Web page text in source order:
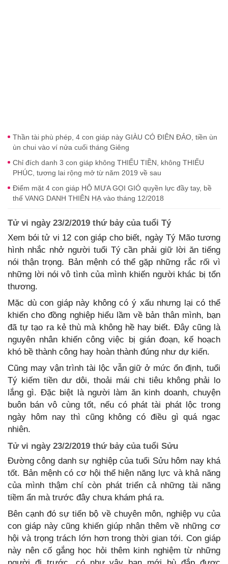
Thần tài phù phép, 4 con giáp này GIÀU CÓ ĐIÊN ĐẢO, tiền ùn
ùn chui vào ví nửa cuối tháng Giêng
Chỉ đích danh 3 con giáp không THIẾU TIỀN, không THIẾU
PHÚC, tương lai rộng mở từ năm 2019 về sau
Điểm mặt 4 con giáp HÔ MƯA GỌI GIÓ quyền lực đầy tay, bề
thế VANG DANH THIÊN HẠ vào tháng 12/2018
Tử vi ngày 23/2/2019 thứ bảy của tuổi Tý
Xem bói tử vi 12 con giáp cho biết, ngày Tý Mão tương
hình nhắc nhở người tuổi Tý cần phải giữ lời ăn tiếng
nói thận trọng. Bản mệnh có thể gặp những rắc rối vì
những lời nói vô tình của mình khiến người khác bị tổn
thương.
Mặc dù con giáp này không có ý xấu nhưng lại có thể
khiến cho đồng nghiệp hiểu lầm về bản thân mình, bạn
đã tự tạo ra kẻ thù mà không hề hay biết. Đây cũng là
nguyên nhân khiến công việc bị gián đoạn, kế hoạch
khó bề thành công hay hoàn thành đúng như dự kiến.
Cũng may vận trình tài lộc vẫn giữ ở mức ổn định, tuổi
Tý kiếm tiền dư dôi, thoải mái chi tiêu không phải lo
lắng gì. Đặc biệt là người làm ăn kinh doanh, chuyện
buôn bán vô cùng tốt, nếu có phát tài phát lộc trong
ngày hôm nay thì cũng không có điều gì quá ngạc
nhiên.
Tử vi ngày 23/2/2019 thứ bảy của tuổi Sửu
Đường công danh sự nghiệp của tuổi Sửu hôm nay khá
tốt. Bản mệnh có cơ hội thể hiện năng lực và khả năng
của mình thậm chí còn phát triển cả những tài năng
tiềm ẩn mà trước đây chưa khám phá ra.
Bên cạnh đó sự tiến bộ về chuyên môn, nghiệp vụ của
con giáp này cũng khiến giúp nhận thêm về những cơ
hội và trọng trách lớn hơn trong thời gian tới. Con giáp
này nên cố gắng học hỏi thêm kinh nghiệm từ những